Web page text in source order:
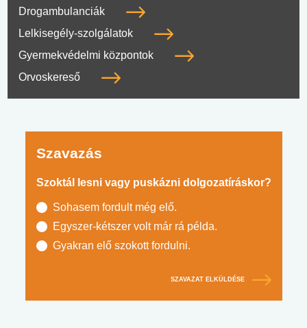
Drogambulanciák
Lelkisegély-szolgálatok
Gyermekvédelmi központok
Orvoskereső
Szavazás
Szoktál lesni vagy puskázni dolgozatíráskor?
Sohasem fordult még elő.
Egyszer-kétszer volt már rá példa.
Gyakran elő szokott fordulni.
SZAVAZAT ELKÜLDÉSE